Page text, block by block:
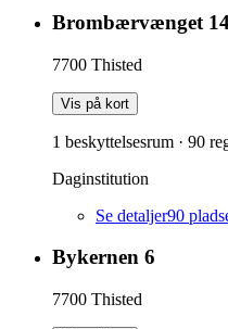
Brombærvænget
7700 Thisted
Vis på kort
1 beskyttelsesrum · 90
Daginstitution
Se detaljer90
Bykernen 6
7700 Thisted